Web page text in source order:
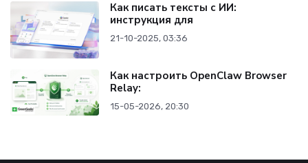
Как писать тексты с ИИ:
инструкция для
21-10-2025, 03:36
Как настроить OpenClaw Browser
Relay:
15-05-2026, 20:30